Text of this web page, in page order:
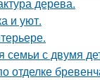
и уют.
семьи с двумя
отделке